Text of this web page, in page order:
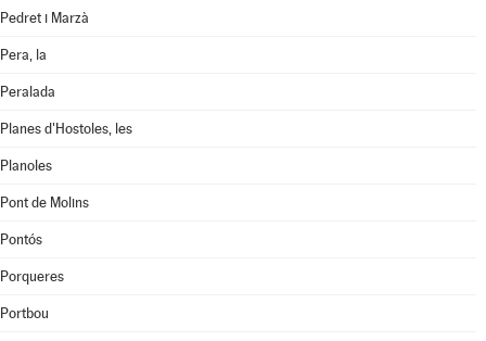
Pedret i Marzà
Pera, la
Peralada
Planes d'Hostoles, les
Planoles
Pont de Molins
Pontós
Porqueres
Portbou